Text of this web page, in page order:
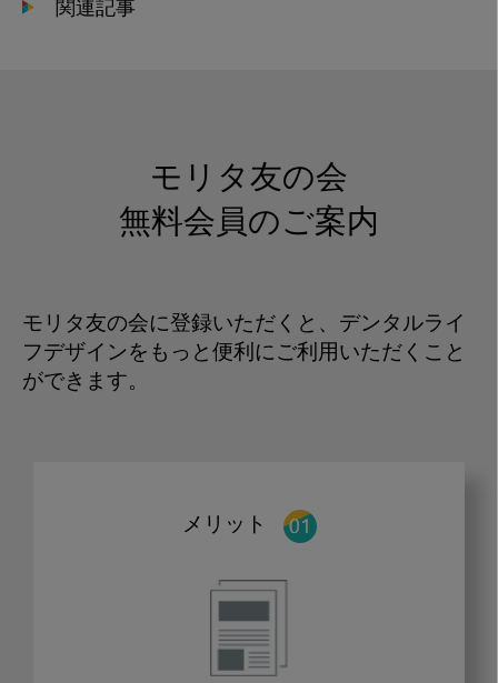
関連記事
モリタ友の会
無料会員のご案内
モリタ友の会に登録いただくと、デンタルライ
フデザインをもっと便利にご利用いただくこと
ができます。
メリット